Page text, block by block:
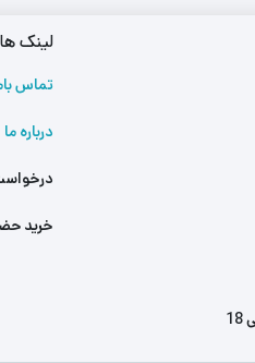
لینک
تماس
درباره ما
خرید